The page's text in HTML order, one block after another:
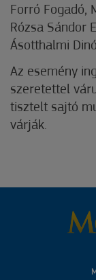
Forró Fogadó,
Rózsa Sándor
Ásotthalmi
Az esemény
szeretettel
tisztelt sajtó
várják.